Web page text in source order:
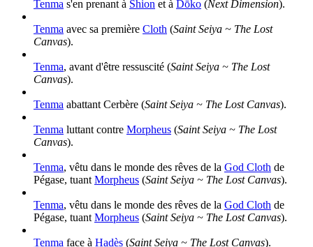
Tenma s'en prenant à Shion et à Dōko (Next Dimension).
Tenma avec sa première Cloth (Saint Seiya ~ The Lost
Canvas).
Tenma, avant d'être ressuscité (Saint Seiya ~ The Lost
Canvas).
Tenma abattant Cerbère (Saint Seiya ~ The Lost Canvas).
Tenma luttant contre Morpheus (Saint Seiya ~ The Lost
Canvas).
Tenma, vêtu dans le monde des rêves de la God Cloth de
Pégase, tuant Morpheus (Saint Seiya ~ The Lost Canvas).
Tenma, vêtu dans le monde des rêves de la God Cloth de
Pégase, tuant Morpheus (Saint Seiya ~ The Lost Canvas).
Tenma face à Hadès (Saint Seiya ~ The Lost Canvas).